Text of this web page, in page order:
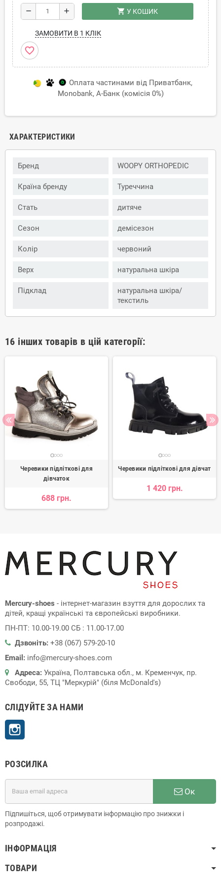
remove add shopping_cart У КОШИК
ЗАМОВИТИ В 1 КЛІК
favorite_border
Оплата частинами від Приватбанк,
Monobank, А-Банк (комісія 0%)
ХАРАКТЕРИСТИКИ
Бренд WOOPY ORTHOPEDIC
Країна бренду Туреччина
Стать дитяче
Сезон демісезон
Колір червоний
Верх натуральна шкіра
Підклад
натуральна шкіра/
текстиль
16 інших товарів в цій категорії:
Черевики підліткові для
дівчаток
688 грн.
Черевики підліткові для дівчат
1 420 грн.
Mercury-shoes - інтернет-магазин взуття для дорослих та
дітей, кращі українські та європейські виробники.
ПН-ПТ: 10.00-19.00 СБ : 11.00-17.00
Дзвоніть: +38 (067) 579-20-10
Email: info@mercury-shoes.com
Адреса: Україна, Полтавська обл., м. Кременчук, пр.
Свободи, 55, ТЦ "Меркурій" (біля McDonald's)
СЛІДУЙТЕ ЗА НАМИ
РОЗСИЛКА
Ок
Підпишіться, щоб отримувати інформацію про знижки і
розпродажі.
ІНФОРМАЦІЯ
ТОВАРИ